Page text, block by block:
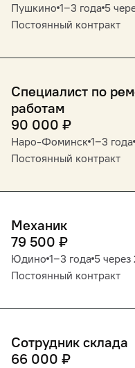
Пушкино 1‒3 года 5
Постоянный контракт
Специалист по
работам
90 000 ₽
Наро-Фоминск 1‒3 года
Постоянный контракт
Механик
79 500 ₽
Юдино 1‒3 года 5 через
Постоянный контракт
Сотрудник склада
66 000 ₽